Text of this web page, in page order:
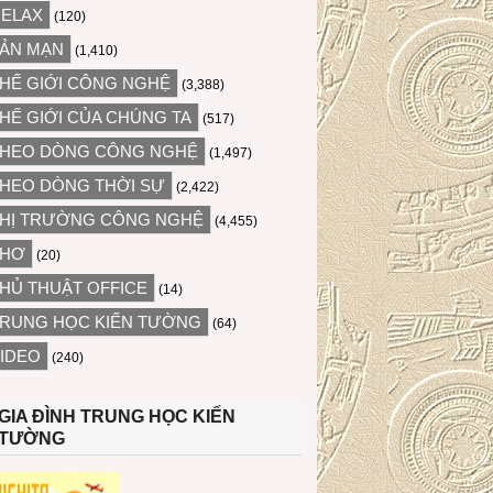
(120)
MẠN (1,410)
GIỚI CÔNG NGHỆ (3,388)
GIỚI CỦA CHÚNG TA (517)
DÒNG CÔNG NGHỆ (1,497)
DÒNG THỜI SỰ (2,422)
TRƯỜNG CÔNG NGHỆ (4,455)
(20)
THUẬT OFFICE (14)
HỌC KIẾN TƯỜNG (64)
(240)
ĐÌNH TRUNG HỌC KIẾN